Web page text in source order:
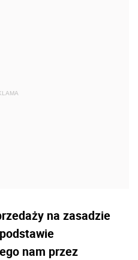
na zasadzie
nam przez